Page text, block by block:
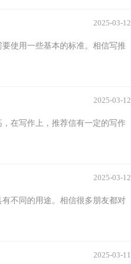
2025-03-12
使用一些基本的标准。相信写推
2025-03-12
在写作上，推荐信有一定的写作
2025-03-12
不同的用途。相信很多朋友都对
2025-03-11